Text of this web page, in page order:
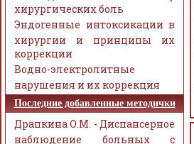
хирургических боль
Эндогенные интоксикации в
хирургии и принципы их
коррекции
Водно-электролитные
нарушения и их коррекция
Последние добавленные методички
Драпкина О.М. - Диспансерное
наблюдение больных с